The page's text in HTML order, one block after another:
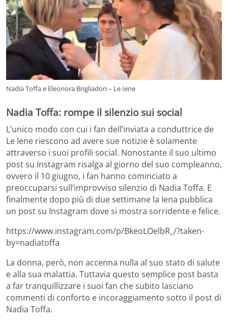
Nadia Toffa e Eleonora Brigliadori – Le Iene
Nadia Toffa: rompe il silenzio sui social
L’unico modo con cui i fan dell’inviata a conduttrice de
Le Iene riescono ad avere sue notizie è solamente
attraverso i suoi profili social. Nonostante il suo ultimo
post su Instagram risalga al giorno del suo compleanno,
ovvero il 10 giugno, i fan hanno cominciato a
preoccuparsi sull’improvviso silenzio di Nadia Toffa. E
finalmente dopo più di due settimane la Iena pubblica
un post su Instagram dove si mostra sorridente e felice.
https://www.instagram.com/p/BkeoLOelbR_/?taken-
by=nadiatoffa
La donna, però, non accenna nulla al suo stato di salute
e alla sua malattia. Tuttavia questo semplice post basta
a far tranquillizzare i suoi fan che subito lasciano
commenti di conforto e incoraggiamento sotto il post di
Nadia Toffa.